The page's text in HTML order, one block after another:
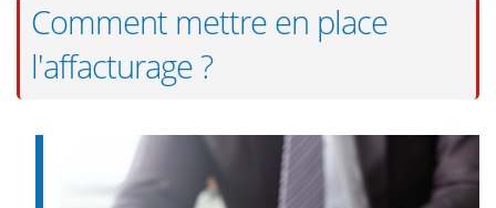
Comment mettre en place
l'affacturage ?